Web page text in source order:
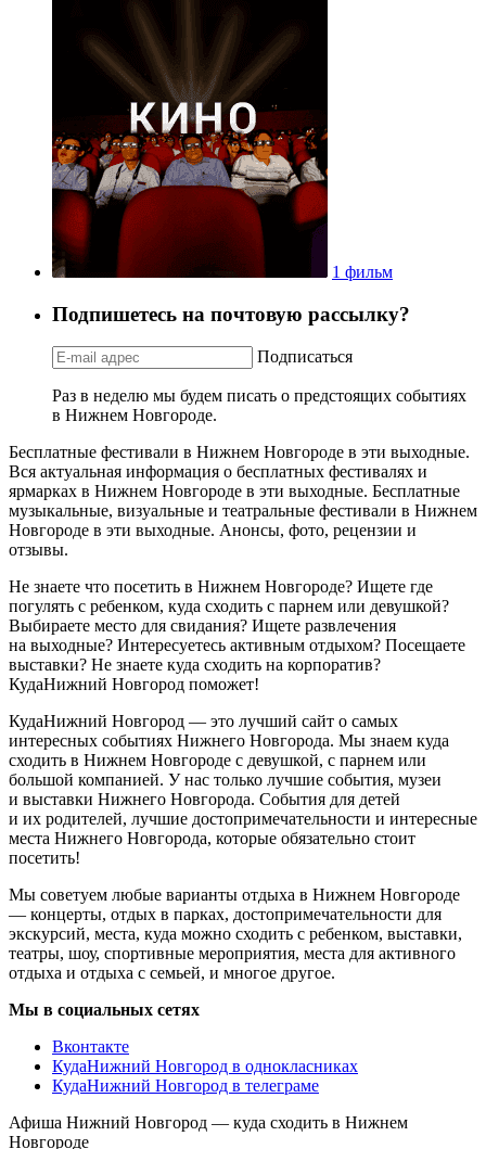
1 фильм
Подпишетесь на почтовую рассылку?
Подписаться
Раз в неделю мы будем писать о предстоящих событиях
в Нижнем Новгороде.
Бесплатные фестивали в Нижнем Новгороде в эти выходные.
Вся актуальная информация о бесплатных фестивалях и
ярмарках в Нижнем Новгороде в эти выходные. Бесплатные
музыкальные, визуальные и театральные фестивали в Нижнем
Новгороде в эти выходные. Анонсы, фото, рецензии и
отзывы.
Не знаете что посетить в Нижнем Новгороде? Ищете где
погулять с ребенком, куда сходить с парнем или девушкой?
Выбираете место для свидания? Ищете развлечения
на выходные? Интересуетесь активным отдыхом? Посещаете
выставки? Не знаете куда сходить на корпоратив?
КудаНижний Новгород поможет!
КудаНижний Новгород — это лучший сайт о самых
интересных событиях Нижнего Новгорода. Мы знаем куда
сходить в Нижнем Новгороде с девушкой, с парнем или
большой компанией. У нас только лучшие события, музеи
и выставки Нижнего Новгорода. События для детей
и их родителей, лучшие достопримечательности и интересные
места Нижнего Новгорода, которые обязательно стоит
посетить!
Мы советуем любые варианты отдыха в Нижнем Новгороде
— концерты, отдых в парках, достопримечательности для
экскурсий, места, куда можно сходить с ребенком, выставки,
театры, шоу, спортивные мероприятия, места для активного
отдыха и отдыха с семьей, и многое другое.
Мы в социальных сетях
Вконтакте
КудаНижний Новгород в однокласниках
КудаНижний Новгород в телеграме
Афиша Нижний Новгород — куда сходить в Нижнем
Новгороде